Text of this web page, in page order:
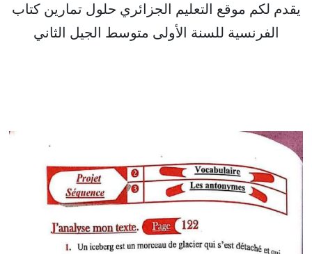
يقدم لكم موقع التعليم الجزائري حلول تمارين كتاب
الفرنسية للسنة الأولى متوسط الجيل الثاني